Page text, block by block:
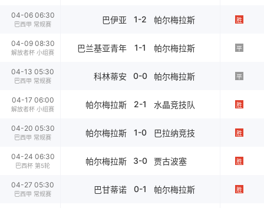
04-06 06:30
巴西甲 常规赛 巴伊亚 1-2 帕尔梅拉斯 胜
04-09 08:30
解放者杯 小组赛 巴兰基亚青年 1-1 帕尔梅拉斯 平
04-13 05:30
巴西甲 常规赛 科林蒂安 0-0 帕尔梅拉斯 平
04-17 06:00
解放者杯 小组赛 帕尔梅拉斯 2-1 水晶竞技队 胜
04-20 05:30
巴西甲 常规赛 帕尔梅拉斯 1-0 巴拉纳竞技 胜
04-24 06:30
巴西杯 第5轮 帕尔梅拉斯 3-0 贾古波塞 胜
04-27 05:30
巴西甲 常规赛 巴甘蒂诺 0-1 帕尔梅拉斯 胜